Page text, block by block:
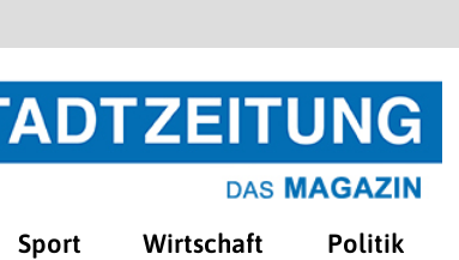
Sport Wirtschaft Politik